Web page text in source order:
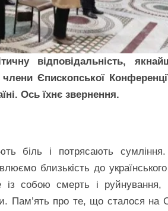
відповідальність,
Єпископської Конференції
Ось їхнє звернення.
біль і потрясають
близькість до
із собою смерть і руйнування,
Пам’ять про те, що сталося на